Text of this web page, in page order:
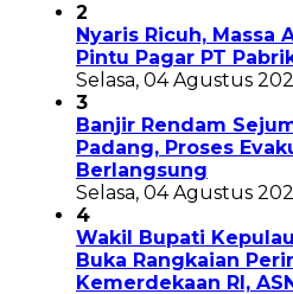
2
Nyaris Ricuh, Massa
Pintu Pagar PT
Selasa, 04 Agustus
3
Banjir Rendam
Padang, Proses
Berlangsung
Selasa, 04 Agustus
4
Wakil Bupati
Buka Rangkaian
Kemerdekaan RI,